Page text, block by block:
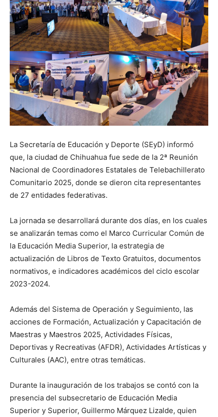
La Secretaría de Educación y Deporte (SEyD) informó
que, la ciudad de Chihuahua fue sede de la 2ª Reunión
Nacional de Coordinadores Estatales de Telebachillerato
Comunitario 2025, donde se dieron cita representantes
de 27 entidades federativas.
La jornada se desarrollará durante dos días, en los cuales
se analizarán temas como el Marco Curricular Común de
la Educación Media Superior, la estrategia de
actualización de Libros de Texto Gratuitos, documentos
normativos, e indicadores académicos del ciclo escolar
2023-2024.
Además del Sistema de Operación y Seguimiento, las
acciones de Formación, Actualización y Capacitación de
Maestras y Maestros 2025, Actividades Físicas,
Deportivas y Recreativas (AFDR), Actividades Artísticas y
Culturales (AAC), entre otras temáticas.
Durante la inauguración de los trabajos se contó con la
presencia del subsecretario de Educación Media
Superior y Superior, Guillermo Márquez Lizalde, quien